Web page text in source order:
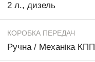
2 л., дизель
КОРОБКА ПЕРЕДАЧ
Ручна / Механіка КПП